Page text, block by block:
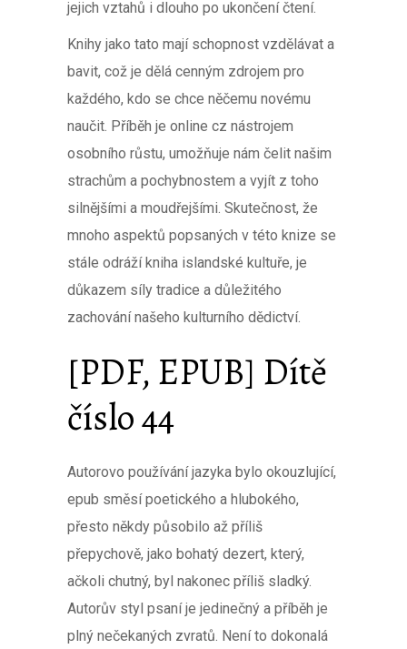
jejich vztahů i dlouho po ukončení čtení.
Knihy jako tato mají schopnost vzdělávat a
bavit, což je dělá cenným zdrojem pro
každého, kdo se chce něčemu novému
naučit. Příběh je online cz nástrojem
osobního růstu, umožňuje nám čelit našim
strachům a pochybnostem a vyjít z toho
silnějšími a moudřejšími. Skutečnost, že
mnoho aspektů popsaných v této knize se
stále odráží kniha islandské kultuře, je
důkazem síly tradice a důležitého
zachování našeho kulturního dědictví.
[PDF, EPUB] Dítě
číslo 44
Autorovo používání jazyka bylo okouzlující,
epub směsí poetického a hlubokého,
přesto někdy působilo až příliš
přepychově, jako bohatý dezert, který,
ačkoli chutný, byl nakonec příliš sladký.
Autorův styl psaní je jedinečný a příběh je
plný nečekaných zvratů. Není to dokonalá